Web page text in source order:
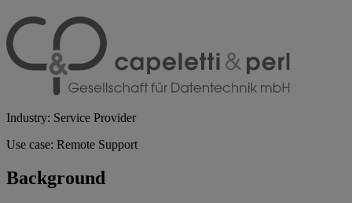
Industry: Service Provider
Use case: Remote Support
Background